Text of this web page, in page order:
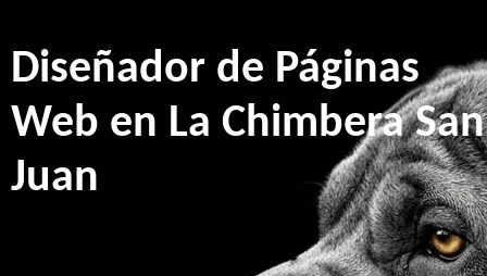
Diseñador de Páginas
Web en La Chimbera San
Juan